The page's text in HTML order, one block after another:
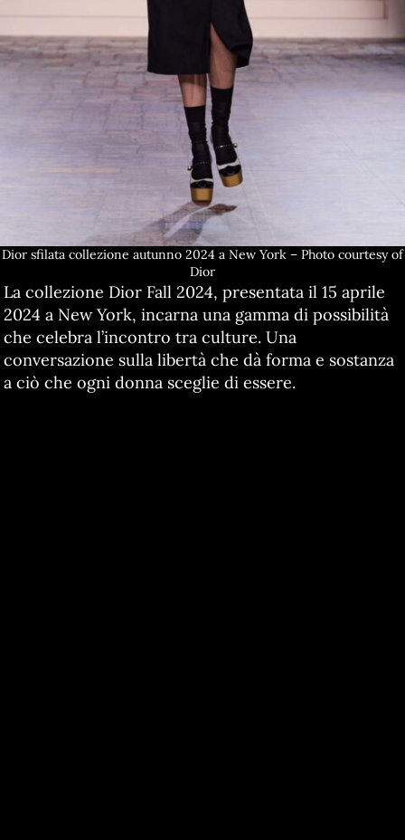
Dior sfilata collezione autunno 2024 a New York – Photo courtesy of
Dior
La collezione Dior Fall 2024, presentata il 15 aprile
2024 a New York, incarna una gamma di possibilità
che celebra l’incontro tra culture. Una
conversazione sulla libertà che dà forma e sostanza
a ciò che ogni donna sceglie di essere.